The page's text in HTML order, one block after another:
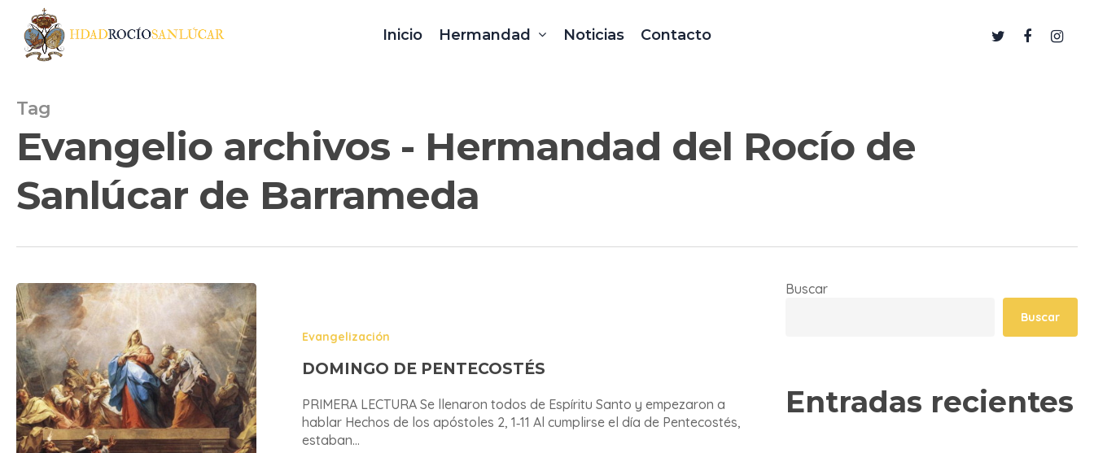
main
content
Inicio Hermandad Noticias Contacto twitterfacebook
Tag
Evangelio archivos - Hermandad del Rocío de
Sanlúcar de Barrameda
Evangelización
DOMINGO DE PENTECOSTÉS
PRIMERA LECTURA Se llenaron todos de Espíritu Santo y empezaron a
hablar Hechos de los apóstoles 2, 1‑11 Al cumplirse el día de Pentecostés,
estaban…
Buscar
Buscar
Entradas recientes